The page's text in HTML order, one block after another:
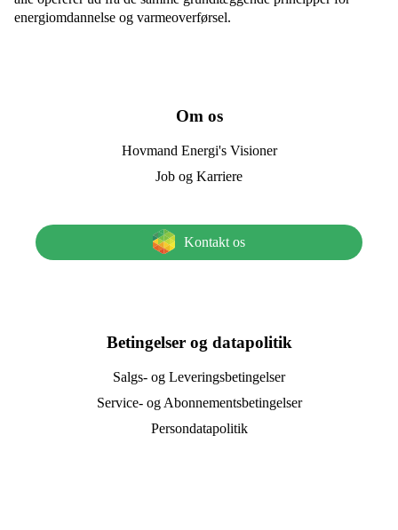
energiomdannelse og varmeoverførsel.
Om os
Hovmand Energi's Visioner
Job og Karriere
Kontakt os
Betingelser og datapolitik
Salgs- og Leveringsbetingelser
Service- og Abonnementsbetingelser
Persondatapolitik